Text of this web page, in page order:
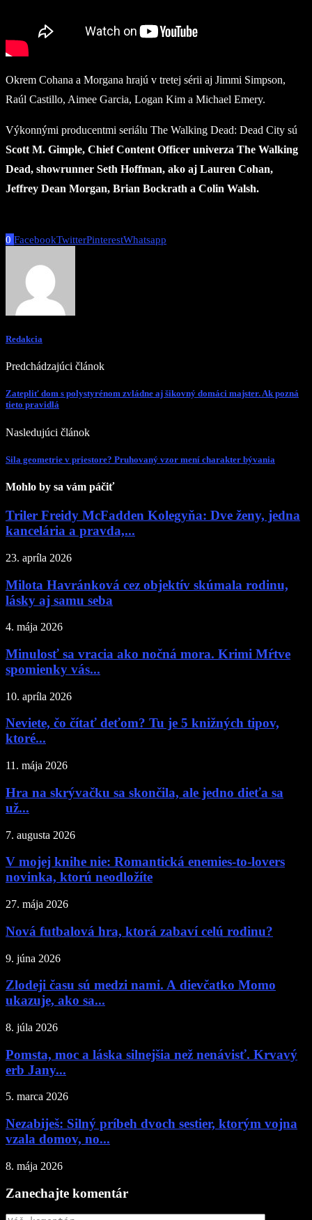
Okrem Cohana a Morgana hrajú v tretej sérii aj Jimmi Simpson,
Raúl Castillo, Aimee Garcia, Logan Kim a Michael Emery.
Výkonnými producentmi seriálu The Walking Dead: Dead City sú
Scott M. Gimple, Chief Content Officer univerza The Walking
Dead, showrunner Seth Hoffman, ako aj Lauren Cohan,
Jeffrey Dean Morgan, Brian Bockrath a Colin Walsh.
0 FacebookTwitterPinterestWhatsapp
Redakcia
Predchádzajúci článok
Zatepliť dom s polystyrénom zvládne aj šikovný domáci majster. Ak pozná
tieto pravidlá
Nasledujúci článok
Sila geometrie v priestore? Pruhovaný vzor mení charakter bývania
Mohlo by sa vám páčiť
Triler Freidy McFadden Kolegyňa: Dve ženy, jedna
kancelária a pravda,...
23. apríla 2026
Milota Havránková cez objektív skúmala rodinu,
lásky aj samu seba
4. mája 2026
Minulosť sa vracia ako nočná mora. Krimi Mŕtve
spomienky vás...
10. apríla 2026
Neviete, čo čítať deťom? Tu je 5 knižných tipov,
ktoré...
11. mája 2026
Hra na skrývačku sa skončila, ale jedno dieťa sa
už...
7. augusta 2026
V mojej knihe nie: Romantická enemies-to-lovers
novinka, ktorú neodložíte
27. mája 2026
Nová futbalová hra, ktorá zabaví celú rodinu?
9. júna 2026
Zlodeji času sú medzi nami. A dievčatko Momo
ukazuje, ako sa...
8. júla 2026
Pomsta, moc a láska silnejšia než nenávisť. Krvavý
erb Jany...
5. marca 2026
Nezabiješ: Silný príbeh dvoch sestier, ktorým vojna
vzala domov, no...
8. mája 2026
Zanechajte komentár